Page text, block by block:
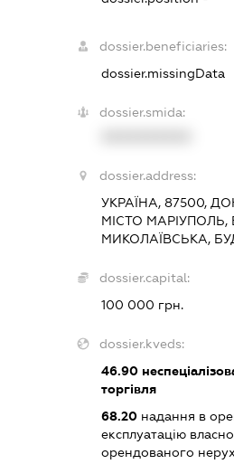
dossier.beneficiaries:
dossier.missingData
dossier.smida:
dossier.address:
УКРАЇНА, 87500,
МІСТО МАРІУПОЛЬ,
МИКОЛАЇВСЬКА,
dossier.capital:
100 000 грн.
dossier.kveds:
46.90
торгівля
68.20надання в
експлуатацію
орендованого